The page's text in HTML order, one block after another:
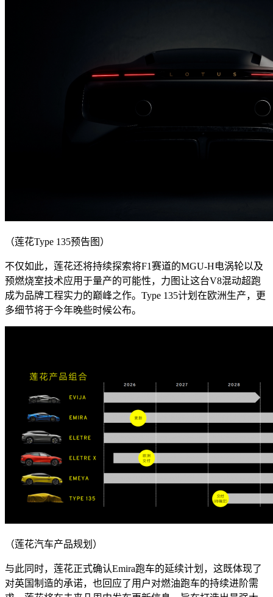
（莲花Type 135预告图）
不仅如此，莲花还将持续探索将F1赛道的MGU-H电涡轮以及
预燃烧室技术应用于量产的可能性，力图让这台V8混动超跑
成为品牌工程实力的巅峰之作。Type 135计划在欧洲生产，更
多细节将于今年晚些时候公布。
（莲花汽车产品规划）
与此同时，莲花正式确认Emira跑车的延续计划，这既体现了
对英国制造的承诺，也回应了用户对燃油跑车的持续进阶需